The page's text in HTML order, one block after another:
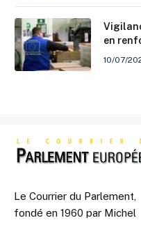
en
10/07/
Le Courrier du Parlement,
fondé en 1960 par Michel